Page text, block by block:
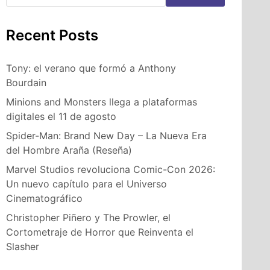
Recent Posts
Tony: el verano que formó a Anthony
Bourdain
Minions and Monsters llega a plataformas
digitales el 11 de agosto
Spider-Man: Brand New Day – La Nueva Era
del Hombre Araña (Reseña)
Marvel Studios revoluciona Comic-Con 2026:
Un nuevo capítulo para el Universo
Cinematográfico
Christopher Piñero y The Prowler, el
Cortometraje de Horror que Reinventa el
Slasher